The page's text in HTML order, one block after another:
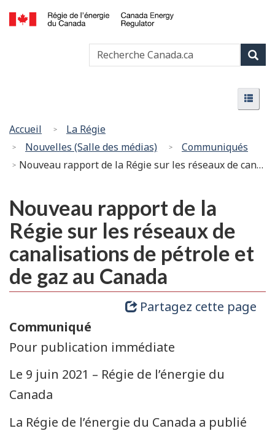
Passer
au
contenu
principal
Version
HTML
simplifiée
l’énergie
du
Canada
Vous
êtes
ici
Accueil
La Régie
Nouvelles (Salle des médias)
Communiqués
Nouveau rapport de la Régie sur les réseaux de canalisations de pétrole et de gaz au Canada
Nouveau rapport de la
Régie sur les réseaux de
canalisations de pétrole et
de gaz au Canada
Partagez cette page
Communiqué
Pour publication immédiate
Le 9 juin 2021 – Régie de l’énergie du
Canada
La Régie de l’énergie du Canada a publié